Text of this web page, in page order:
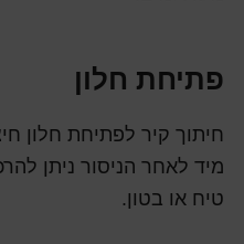
פתיחת חלון
חיתוך קיר לפתיחת חלון
מיד לאחר הניסור ניתן
טיח או בטון.